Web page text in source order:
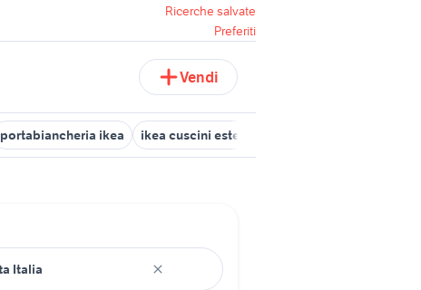
Ricerche salvate
Preferiti
Vendi
portabiancheria ikea ikea cuscini esterno